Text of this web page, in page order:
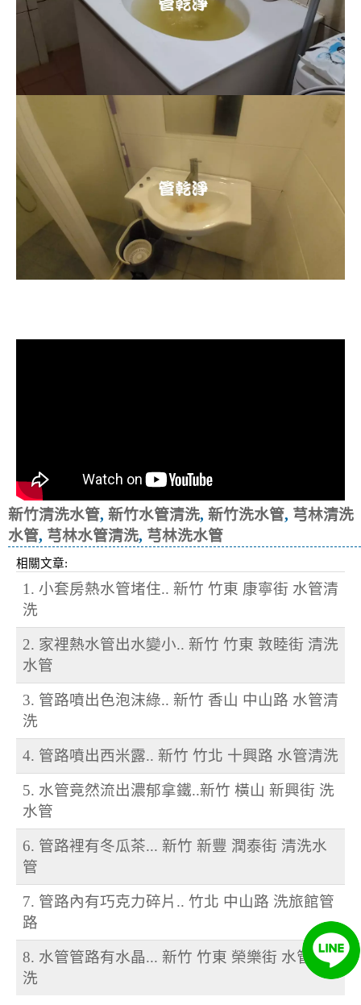
新竹清洗水管, 新竹水管清洗, 新竹洗水管, 芎林清洗
水管, 芎林水管清洗, 芎林洗水管
相關文章:
1. 小套房熱水管堵住.. 新竹 竹東 康寧街 水管清
洗
2. 家裡熱水管出水變小.. 新竹 竹東 敦睦街 清洗
水管
3. 管路噴出色泡沫綠.. 新竹 香山 中山路 水管清
洗
4. 管路噴出西米露.. 新竹 竹北 十興路 水管清洗
5. 水管竟然流出濃郁拿鐵..新竹 橫山 新興街 洗
水管
6. 管路裡有冬瓜茶... 新竹 新豐 潤泰街 清洗水
管
7. 管路內有巧克力碎片.. 竹北 中山路 洗旅館管
路
8. 水管管路有水晶... 新竹 竹東 榮樂街 水管清
洗